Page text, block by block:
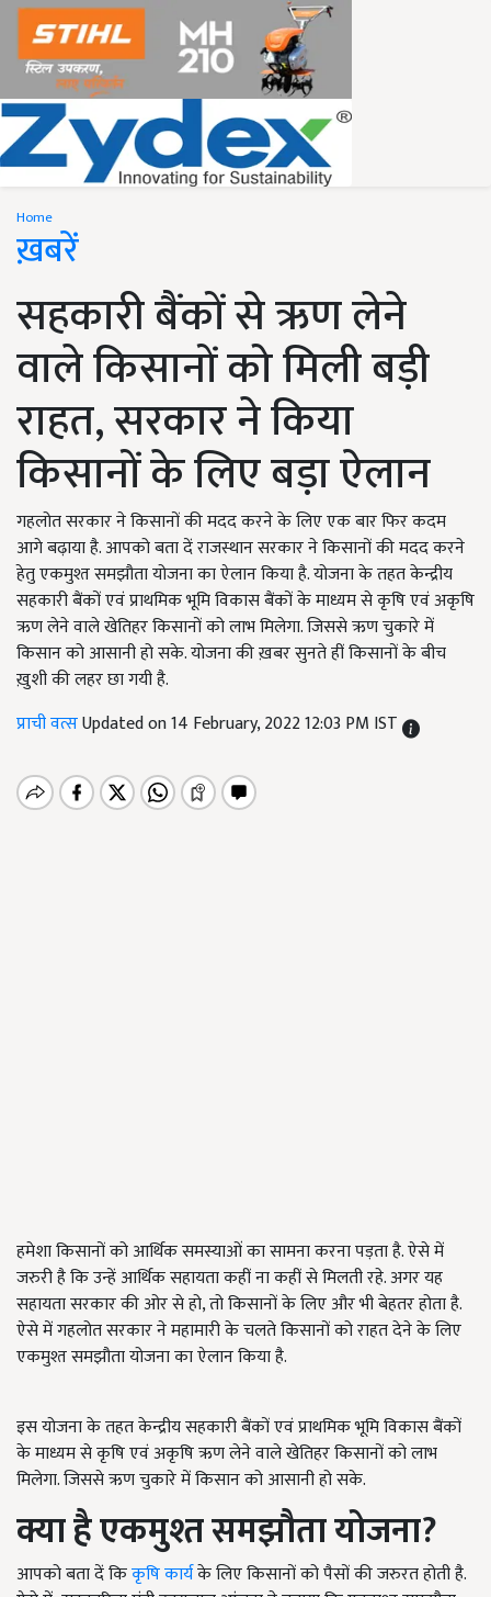
Home
ख़बरें
सहकारी बैंकों से ऋण लेने
वाले किसानों को मिली बड़ी
राहत, सरकार ने किया
किसानों के लिए बड़ा ऐलान
गहलोत सरकार ने किसानों की मदद करने के लिए एक बार फिर कदम
आगे बढ़ाया है. आपको बता दें राजस्थान सरकार ने किसानों की मदद करने
हेतु एकमुश्त समझौता योजना का ऐलान किया है. योजना के तहत केन्द्रीय
सहकारी बैंकों एवं प्राथमिक भूमि विकास बैंकों के माध्यम से कृषि एवं अकृषि
ऋण लेने वाले खेतिहर किसानों को लाभ मिलेगा. जिससे ऋण चुकारे में
किसान को आसानी हो सके. योजना की ख़बर सुनते हीं किसानों के बीच
ख़ुशी की लहर छा गयी है.
प्राची वत्सUpdated on 14 February, 2022 12:03 PM IST
हमेशा किसानों को आर्थिक समस्याओं का सामना करना पड़ता है. ऐसे में
जरुरी है कि उन्हें आर्थिक सहायता कहीं ना कहीं से मिलती रहे. अगर यह
सहायता सरकार की ओर से हो, तो किसानों के लिए और भी बेहतर होता है.
ऐसे में गहलोत सरकार ने महामारी के चलते किसानों को राहत देने के लिए
एकमुश्त समझौता योजना का ऐलान किया है.
इस योजना के तहत केन्द्रीय सहकारी बैंकों एवं प्राथमिक भूमि विकास बैंकों
के माध्यम से कृषि एवं अकृषि ऋण लेने वाले खेतिहर किसानों को लाभ
मिलेगा. जिससे ऋण चुकारे में किसान को आसानी हो सके.
क्या है एकमुश्त समझौता योजना?
आपको बता दें किकृषि कार्यके लिए किसानों को पैसों की जरुरत होती है.